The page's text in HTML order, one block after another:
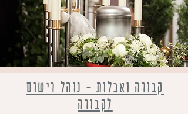
קבורה ואבלות - נוהל רישום
לקבורה